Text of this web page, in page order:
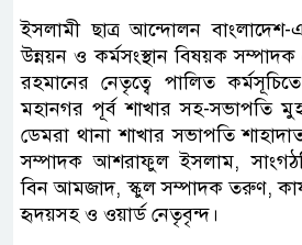
ইসলামী ছাত্র আন্দোলন বাংলাদেশ-
উন্নয়ন ও কর্মসংস্থান বিষয়ক
রহমানের নেতৃত্বে পালিত
মহানগর পূর্ব শাখার সহ-সভাপতি
ডেমরা থানা শাখার সভাপতি
সম্পাদক আশরাফুল ইসলাম,
বিন আমজাদ, স্কুল সম্পাদক তরুণ,
হৃদয়সহ ও ওয়ার্ড নেতৃবৃন্দ।